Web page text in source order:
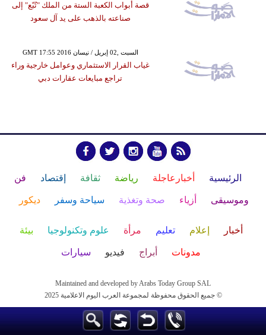
قصة أبواب الكعبة الستة من الملك "تُبّع" إلى
صناعته بالذهب على يد آل سعود
GMT 17:55 2016 السبت ,02 إبريل / نيسان
غياب القرار الاستثماري وعوامل خارجية وراء
تراجع مبايعات عقارات دبي
الرئيسية أخبارعاجلة رياضة ثقافة إقتصاد فن
وموسيقى أزياء صحة وتغذية سياحة وسفر ديكور
أخبار إعلام تعليم مرأة علوم وتكنولوجيا بيئة
مدونات أبراج فيديو سيارات
Maintained and developed by Arabs Today Group SAL
جميع الحقوق محفوظة لمجموعة العرب اليوم الاعلامية 2025 ©